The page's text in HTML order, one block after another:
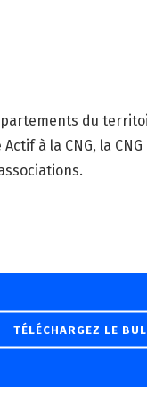
du
à la CNG, la
TÉLÉCHARGEZ LE